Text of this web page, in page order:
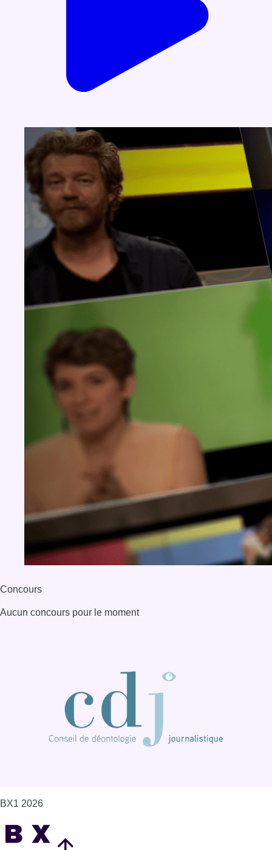
Concours
Aucun concours pour le moment
BX1 2026